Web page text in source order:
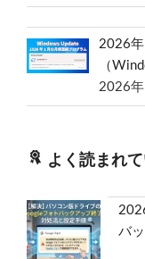
2026
（
2026
よく読まれ
バ